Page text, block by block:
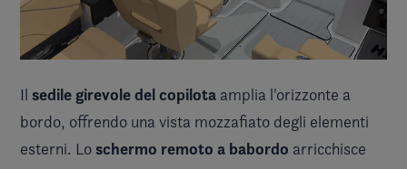
Il sedile girevole del copilota amplia l'orizzonte a
bordo, offrendo una vista mozzafiato degli elementi
esterni. Loschermo remoto a babordo arricchisce